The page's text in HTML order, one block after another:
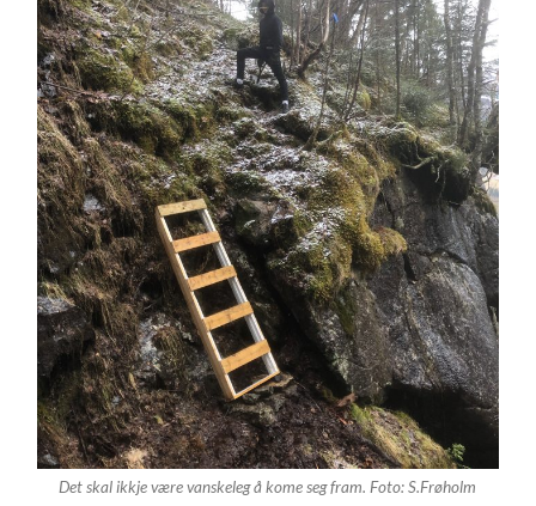
Det skal ikkje være vanskeleg å kome seg fram. Foto: S.Frøholm